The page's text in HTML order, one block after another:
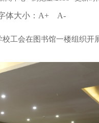
体大小： A+ A-
校工会在图书馆一楼组织开